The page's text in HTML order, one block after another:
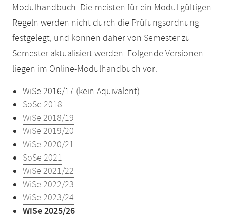
Modulhandbuch. Die meisten für ein Modul gültigen
Regeln werden nicht durch die Prüfungsordnung
festgelegt, und können daher von Semester zu
Semester aktualisiert werden. Folgende Versionen
liegen im Online-Modulhandbuch vor:
WiSe 2016/17 (kein Äquivalent)
SoSe 2018
WiSe 2018/19
WiSe 2019/20
WiSe 2020/21
SoSe 2021
WiSe 2021/22
WiSe 2022/23
WiSe 2023/24
WiSe 2025/26